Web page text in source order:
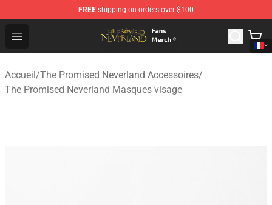
FREE shipping on orders over $100
Open menu
The Promised Neverland Store - Official The Promised
Accueil/The Promised Neverland Accessoires/
The Promised Neverland Masques visage